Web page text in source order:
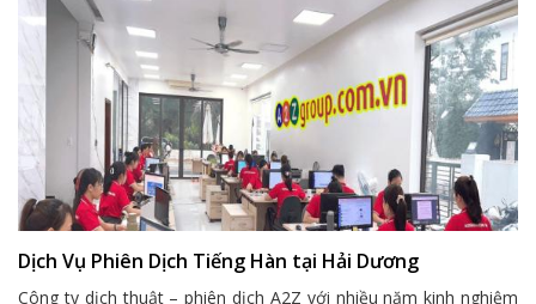
Dịch Vụ Phiên Dịch Tiếng Hàn tại Hải Dương
Công ty dịch thuật – phiên dịch A2Z với nhiều năm kinh nghiệm